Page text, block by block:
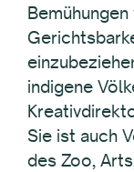
indigene
Sie ist auch
des Zoo,